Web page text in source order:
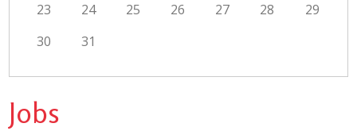
23
24 25 26 27 28
29
30
31
Jobs